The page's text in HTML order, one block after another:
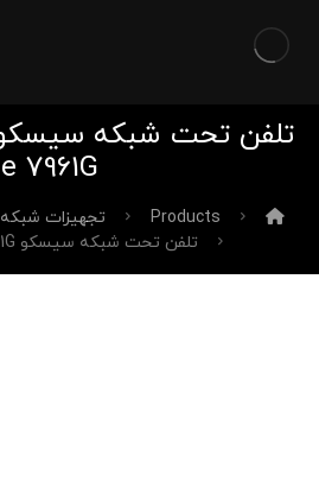
e 7961G
Products تجهیزات شبکه
تلفن تحت شبکه سیسکو Cisco IP Phone 7961G